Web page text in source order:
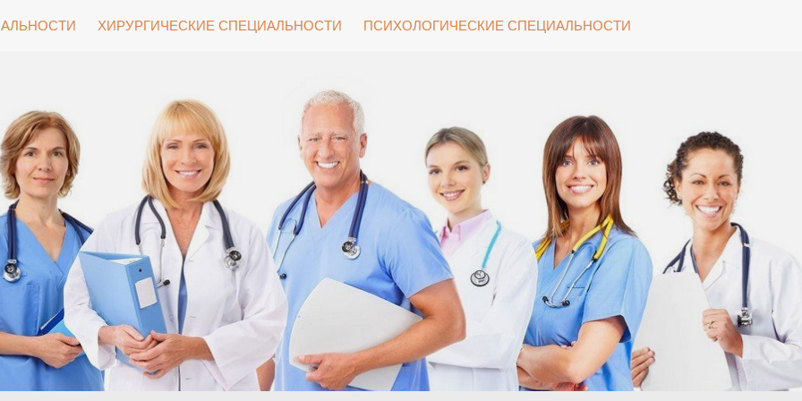
ХИРУРГИЧЕСКИЕ СПЕЦИАЛЬНОСТИ ПСИХОЛОГИЧЕСКИЕ СПЕЦИАЛЬНОСТИ